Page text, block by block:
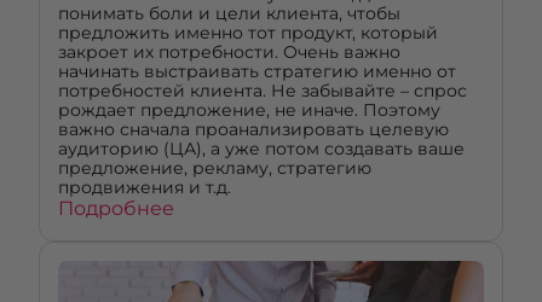
понимать боли и цели клиента, чтобы
предложить именно тот продукт, который
закроет их потребности. Очень важно
начинать выстраивать стратегию именно от
потребностей клиента. Не забывайте – спрос
рождает предложение, не иначе. Поэтому
важно сначала проанализировать целевую
аудиторию (ЦА), а уже потом создавать ваше
предложение, рекламу, стратегию
продвижения и т.д.
Подробнее